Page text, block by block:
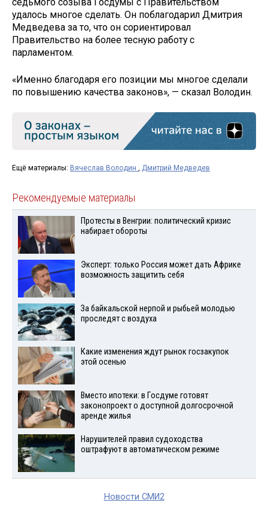
удалось многое сделать. Он поблагодарил Дмитрия
Медведева за то, что он сориентировал
Правительство на более тесную работу с
парламентом.
«Именно благодаря его позиции мы многое сделали
по повышению качества законов», — сказал Володин.
Ещё материалы: Вячеслав Володин , Дмитрий Медведев
Рекомендуемые материалы
Протесты в Венгрии: политический кризис
набирает обороты
Эксперт: только Россия может дать Африке
возможность защитить себя
За байкальской нерпой и рыбьей молодью
проследят с воздуха
Какие изменения ждут рынок госзакупок
этой осенью
Вместо ипотеки: в Госдуме готовят
законопроект о доступной долгосрочной
аренде жилья
Нарушителей правил судоходства
оштрафуют в автоматическом режиме
Новости СМИ2